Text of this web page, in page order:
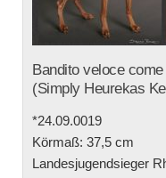
Bandito veloce
(Simply Heurekas
*24.09.0019
Körmaß: 37,5 cm
Landesjugendsieger